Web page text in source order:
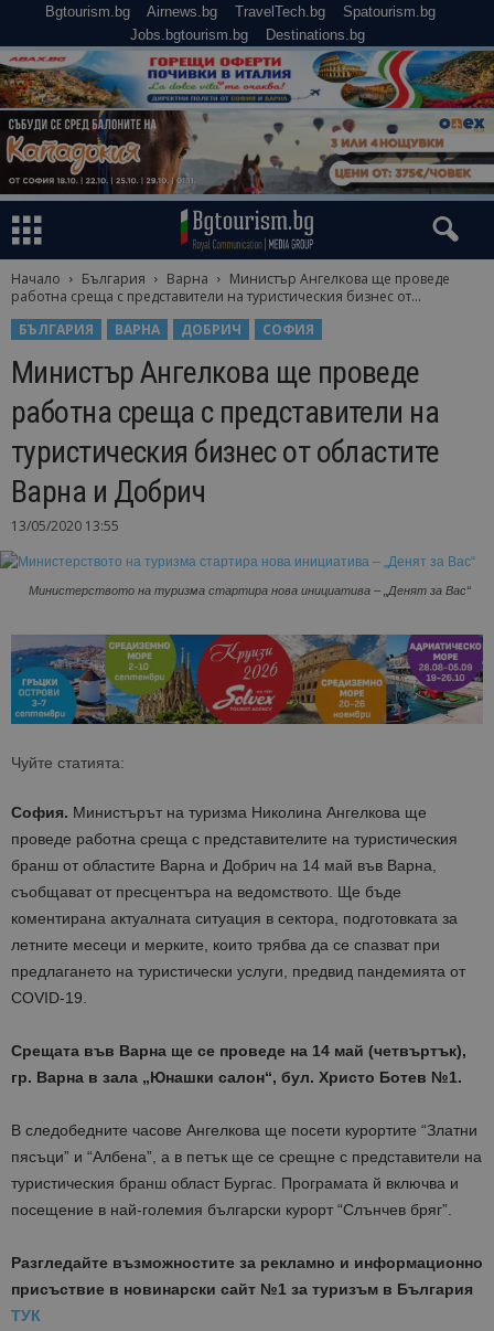
Bgtourism.bg Airnews.bg TravelTech.bg
Spatourism.bg
Jobs.bgtourism.bg
Destinations.bg
Начало България Варна
Министър Ангелкова ще проведе
работнa срещa с представители на туристическия бизнес от...
БЪЛГАРИЯ
ВАРНА ДОБРИЧ СОФИЯ
Министър Ангелкова ще проведе
работнa срещa с представители на
туристическия бизнес от областите
Варна и Добрич
13/05/2020 13:55
Министерството на туризма стартира нова инициатива – „Денят за Вас“
Чуйте статията:
София. Министърът на туризма Николина Ангелкова ще
проведе работна среща с представителите на туристическия
бранш от областите Варна и Добрич на 14 май във Варна,
съобщават от пресцентъра на ведомството. Ще бъде
коментирана актуалната ситуация в сектора, подготовката за
летните месеци и мерките, които трябва да се спазват при
предлагането на туристически услуги, предвид пандемията от
COVID-19.
Срещата във Варна ще се проведе на 14 май (четвъртък),
гр. Варна в зала „Юнашки салон“, бул. Христо Ботев №1.
В следобедните часове Ангелкова ще посети курортите “Златни
пясъци” и “Албена”, а в петък ще се срещне с представители на
туристическия бранш област Бургас. Програмата й включва и
посещение в най-големия български курорт “Слънчев бряг”.
Разгледайте възможностите за рекламно и информационно
присъствие в новинарски сайт №1 за туризъм в България
ТУК